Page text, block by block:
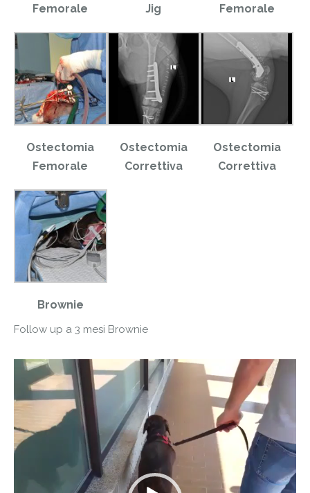
Femorale
Jig
Femorale
Ostectomia
Femorale
Ostectomia
Correttiva
Ostectomia
Correttiva
Brownie
Follow up a 3 mesi Brownie
Video
Player